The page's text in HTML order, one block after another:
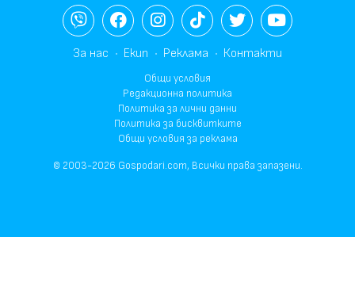
За нас Екип Реклама Контакти
Общи условия
Редакционна политика
Политика за лични данни
Политика за бисквитките
Общи условия за реклама
© 2003-2026 Gospodari.com, Всички права запазени.